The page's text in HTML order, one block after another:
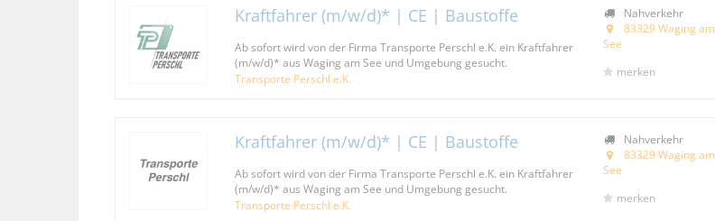
Kraftfahrer (m/w/d)* | CE | Baustoffe
Ab sofort wird von der Firma Transporte Perschl e.K. ein Kraftfahrer
(m/w/d)* aus Waging am See und Umgebung gesucht.
Transporte Perschl e.K.
Nahverkehr
83329 Waging am
See
merken
Kraftfahrer (m/w/d)* | CE | Baustoffe
Ab sofort wird von der Firma Transporte Perschl e.K. ein Kraftfahrer
(m/w/d)* aus Waging am See und Umgebung gesucht.
Transporte Perschl e.K.
Nahverkehr
83329 Waging am
See
merken